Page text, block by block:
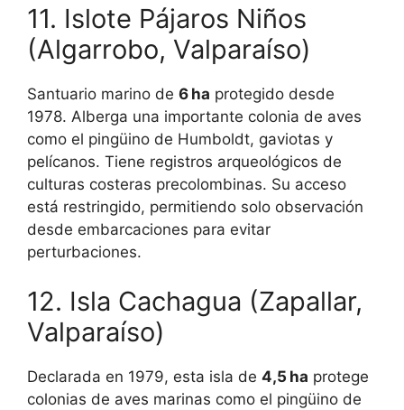
11. Islote Pájaros Niños
(Algarrobo, Valparaíso)
Santuario marino de 6 ha protegido desde
1978. Alberga una importante colonia de aves
como el pingüino de Humboldt, gaviotas y
pelícanos. Tiene registros arqueológicos de
culturas costeras precolombinas. Su acceso
está restringido, permitiendo solo observación
desde embarcaciones para evitar
perturbaciones.
12. Isla Cachagua (Zapallar,
Valparaíso)
Declarada en 1979, esta isla de 4,5 ha protege
colonias de aves marinas como el pingüino de
VER MÁS